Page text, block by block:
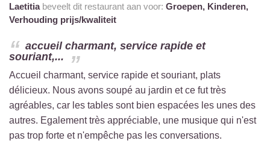
Laetitiabeveelt dit restaurant aan voor: Groepen, Kinderen,
Verhouding prijs/kwaliteit
accueil charmant, service rapide et
souriant,...
Accueil charmant, service rapide et souriant, plats
délicieux. Nous avons soupé au jardin et ce fut très
agréables, car les tables sont bien espacées les unes des
autres. Egalement très appréciable, une musique qui n'est
pas trop forte et n'empêche pas les conversations.